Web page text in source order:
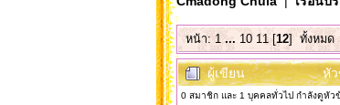
หน้า:1 ... 10 11[12] ทั้งหมด
ผู้เขียน หั
0 สมาชิก และ 1 บุคคลทั่วไป กำลังดูหัว